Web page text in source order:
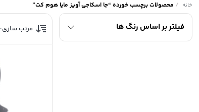
خانه / محصولات برچسب خورده “جا اسکاجی آویز مایا هوم کت”
فیلتر بر اساس رنگ ها مرتب سازی: